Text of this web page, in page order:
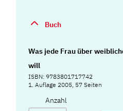
Buch
Was jede Frau über
will
ISBN: 9783801717742
1. Auflage 2005, 57 Seiten
Anzahl